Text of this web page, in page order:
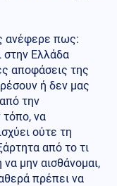
ανέφερε πως:
στην Ελλάδα
αποφάσεις της
ή δεν μας
την
τόπο, να
ούτε τη
από το τι
μην αισθάνομαι,
πρέπει να